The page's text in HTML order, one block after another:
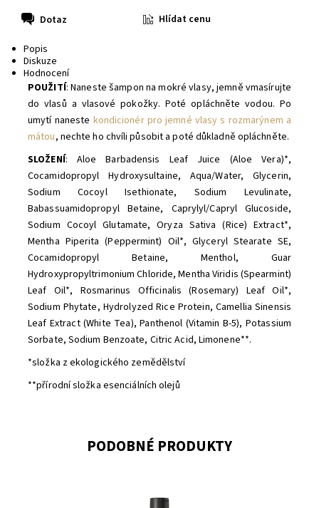
Dotaz
Hlídat cenu
Popis
Diskuze
Hodnocení
POUŽITÍ: Naneste šampon na mokré vlasy, jemně vmasírujte
do vlasů a vlasové pokožky. Poté opláchněte vodou. Po
umytí naneste kondicionér pro jemné vlasy s rozmarýnem a
mátou, nechte ho chvíli působit a poté důkladně opláchněte.
SLOŽENÍ: Aloe Barbadensis Leaf Juice (Aloe Vera)*,
Cocamidopropyl Hydroxysultaine, Aqua/Water, Glycerin,
Sodium Cocoyl Isethionate, Sodium Levulinate,
Babassuamidopropyl Betaine, Caprylyl/Capryl Glucoside,
Sodium Cocoyl Glutamate, Oryza Sativa (Rice) Extract*,
Mentha Piperita (Peppermint) Oil*, Glyceryl Stearate SE,
Cocamidopropyl Betaine, Menthol, Guar
Hydroxypropyltrimonium Chloride, Mentha Viridis (Spearmint)
Leaf Oil*, Rosmarinus Officinalis (Rosemary) Leaf Oil*,
Sodium Phytate, Hydrolyzed Rice Protein, Camellia Sinensis
Leaf Extract (White Tea), Panthenol (Vitamin B-5), Potassium
Sorbate, Sodium Benzoate, Citric Acid, Limonene**.
*složka z ekologického zemědělství
**přírodní složka esenciálních olejů
PODOBNÉ PRODUKTY